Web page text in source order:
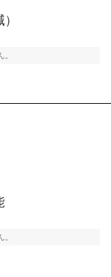
運転者・同乗者を守
ンショナーシートベ